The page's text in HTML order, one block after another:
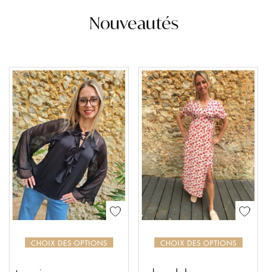
Nouveautés
CHOIX DES OPTIONS CHOIX DES OPTIONS